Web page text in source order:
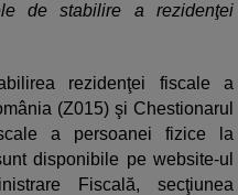
de stabilire a rezidenţei
rezidenţei fiscale a
(Z015) şi Chestionarul
a persoanei fizice la
disponibile pe website-ul
Fiscală, secţiunea